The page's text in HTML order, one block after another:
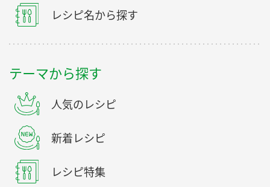
レシピ名から探す
テーマから探す
人気のレシピ
新着レシピ
レシピ特集